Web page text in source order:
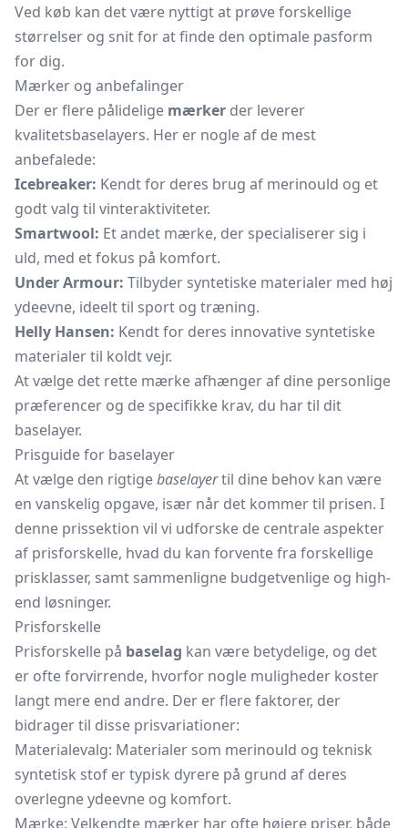
Ved køb kan det være nyttigt at prøve forskellige
størrelser og snit for at finde den optimale pasform
for dig.
Mærker og anbefalinger
Der er flere pålidelige mærker der leverer
kvalitetsbaselayers. Her er nogle af de mest
anbefalede:
Icebreaker: Kendt for deres brug af merinould og et
godt valg til vinteraktiviteter.
Smartwool: Et andet mærke, der specialiserer sig i
uld, med et fokus på komfort.
Under Armour: Tilbyder syntetiske materialer med høj
ydeevne, ideelt til sport og træning.
Helly Hansen: Kendt for deres innovative syntetiske
materialer til koldt vejr.
At vælge det rette mærke afhænger af dine personlige
præferencer og de specifikke krav, du har til dit
baselayer.
Prisguide for baselayer
At vælge den rigtigebaselayertil dine behov kan være
en vanskelig opgave, især når det kommer til prisen. I
denne prissektion vil vi udforske de centrale aspekter
af prisforskelle, hvad du kan forvente fra forskellige
prisklasser, samt sammenligne budgetvenlige og high-
end løsninger.
Prisforskelle
Prisforskelle på baselag kan være betydelige, og det
er ofte forvirrende, hvorfor nogle muligheder koster
langt mere end andre. Der er flere faktorer, der
bidrager til disse prisvariationer:
Materialevalg: Materialer som merinould og teknisk
syntetisk stof er typisk dyrere på grund af deres
overlegne ydeevne og komfort.
Mærke: Velkendte mærker har ofte højere priser, både